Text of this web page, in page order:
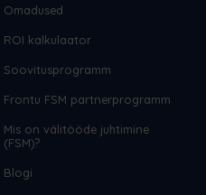
Omadused
ROI kalkulaator
Soovitusprogramm
Frontu FSM partnerprogramm
Mis on välitööde juhtimine
(FSM)?
Blogi